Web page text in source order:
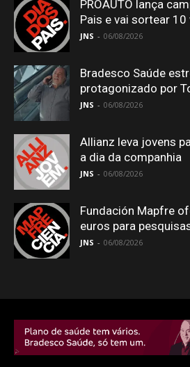
PROAUTO lança
Pais e vai sortear
JNS - 06/08/2026
Bradesco Saúde
protagonizado por
JNS - 06/08/2026
Allianz leva jovens
a dia da companhia
JNS - 06/08/2026
Fundación Mapfre
euros para
JNS - 06/08/2026